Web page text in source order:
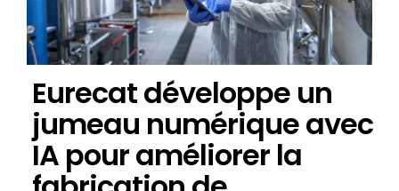
Eurecat développe un
jumeau numérique avec
IA pour améliorer la